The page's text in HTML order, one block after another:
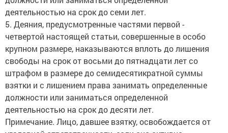
деятельностью на срок до семи лет.
5. Деяния, предусмотренные частями первой -
четвертой настоящей статьи, совершенные в особо
крупном размере, наказываются вплоть до лишения
свободы на срок от восьми до пятнадцати лет со
штрафом в размере до семидесятикратной суммы
взятки и с лишением права занимать определенные
должности или заниматься определенной
деятельностью на срок до десяти лет.
Примечание. Лицо, давшее взятку, освобождается от
уголовной ответственности, если оно активно